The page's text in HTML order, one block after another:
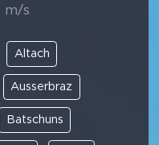
m/s
Altach
Ausserbraz
Batschuns